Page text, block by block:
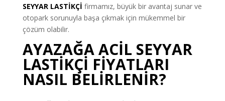
SEYYAR LASTİKÇİ firmamız, büyük bir avantaj sunar ve
otopark sorunuyla başa çıkmak için mükemmel bir
çözüm olabilir.
AYAZAĞA ACİL SEYYAR
LASTİKÇİ FİYATLARI
NASIL BELİRLENİR?